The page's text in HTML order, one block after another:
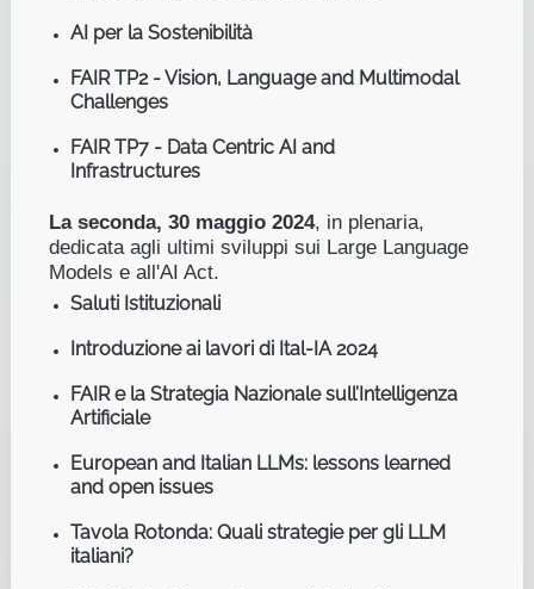
AI per la Sostenibilità
FAIR TP2 - Vision, Language and Multimodal
Challenges
FAIR TP7 - Data Centric AI and
Infrastructures
La seconda, 30 maggio 2024, in plenaria,
dedicata agli ultimi sviluppi sui Large Language
Models e all'AI Act.
Saluti Istituzionali
Introduzione ai lavori di Ital-IA 2024
FAIR e la Strategia Nazionale sull’Intelligenza
Artificiale
European and Italian LLMs: lessons learned
and open issues
Tavola Rotonda: Quali strategie per gli LLM
italiani?